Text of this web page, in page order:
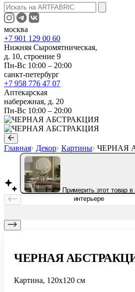
москва
+7 901 129 00 60
Нижняя Сыромятническая,
д. 10, строение 9
Пн-Вс 10:00 – 20:00
санкт-петербург
+7 958 776 47 07
Аптекарская
набережная, д. 20
Пн-Вс 10:00 – 20:00
Главная Декор Картины ЧЕРНАЯ
Примерить этот товар
интерьере
ЧЕРНАЯ
Картина, 120х120 см